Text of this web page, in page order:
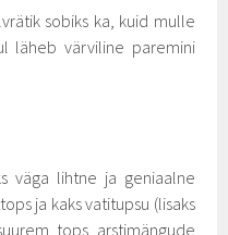
sobiks ka, kuid mulle
läheb värviline paremini
väga lihtne ja geniaalne
ja kaks vatitupsu (lisaks
tops arstimängude